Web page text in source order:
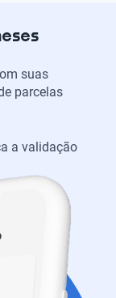
suas
parcelas
a validação